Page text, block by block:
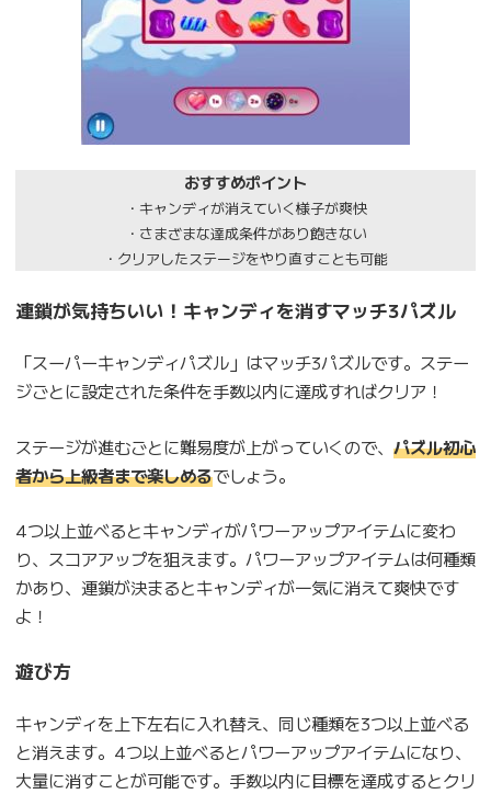
おすすめポイント
・キャンディが消えていく様子が爽快
・さまざまな達成条件があり飽きない
・クリアしたステージをやり直すことも可能
連鎖が気持ちいい！キャンディを消すマッチ3パズル
「スーパーキャンディパズル」はマッチ3パズルです。ステー
ジごとに設定された条件を手数以内に達成すればクリア！
ステージが進むごとに難易度が上がっていくので、 パズル初心
者から上級者まで楽しめるでしょう。
4つ以上並べるとキャンディがパワーアップアイテムに変わ
り、スコアアップを狙えます。パワーアップアイテムは何種類
かあり、連鎖が決まるとキャンディが一気に消えて爽快です
よ！
遊び方
キャンディを上下左右に入れ替え、同じ種類を3つ以上並べる
と消えます。4つ以上並べるとパワーアップアイテムになり、
大量に消すことが可能です。手数以内に目標を達成するとクリ